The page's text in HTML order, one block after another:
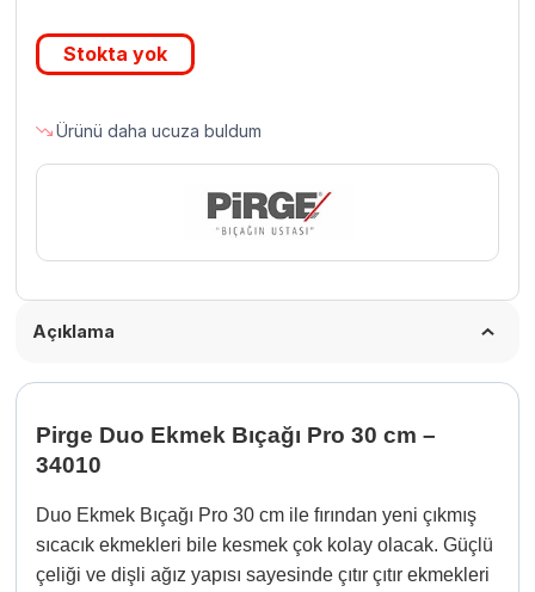
Stokta yok
Ürünü daha ucuza buldum
Açıklama
Pirge Duo Ekmek Bıçağı Pro 30 cm –
34010
Duo Ekmek Bıçağı Pro 30 cm ile fırından yeni çıkmış
sıcacık ekmekleri bile kesmek çok kolay olacak. Güçlü
çeliği ve dişli ağız yapısı sayesinde çıtır çıtır ekmekleri